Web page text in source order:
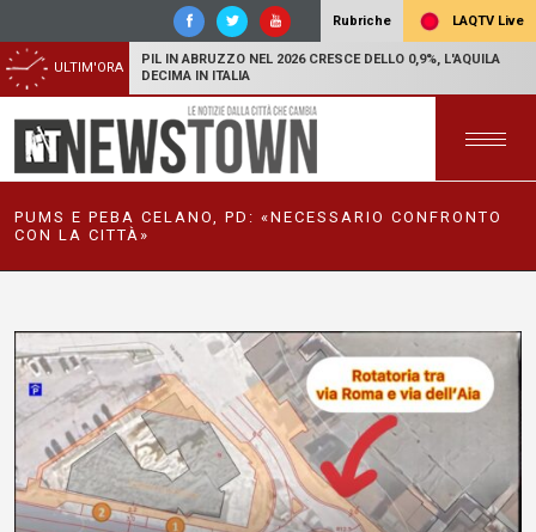
Rubriche LAQTV Live
ULTIM'ORA
PIL IN ABRUZZO NEL 2026 CRESCE DELLO 0,9%, L'AQUILA
DECIMA IN ITALIA
PUMS E PEBA CELANO, PD: «NECESSARIO CONFRONTO
CON LA CITTÀ»